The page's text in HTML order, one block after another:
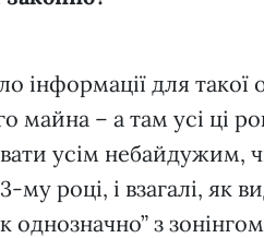
інформації для
майна – а там усі ці
усім небайдужим,
му році, і взагалі, як
однозначно” з